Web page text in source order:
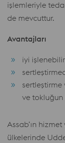
işlemleriyle
de mevcuttur.
Avantajları
iyi
sertleştirme
ve
Assab’ın
ülkelerinde